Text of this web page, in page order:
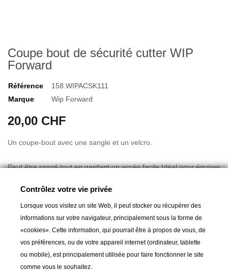
Coupe bout de sécurité cutter WIP
Forward
Référence
158.WIPACSK111
Marque
Wip Forward
20,00 CHF
Un coupe-bout avec une sangle et un velcro.
Peut être rangé tout en gardant un accès facile Idéal pour équiper
Alliage métallique inoxydable
Ajouter au panier
Contrôlez votre vie privée
Lorsque vous visitez un site Web, il peut stocker ou récupérer des
informations sur votre navigateur, principalement sous la forme de
«cookies». Cette information, qui pourrait être à propos de vous, de
vos préférences, ou de votre appareil internet (ordinateur, tablette
ou mobile), est principalement utilisée pour faire fonctionner le site
comme vous le souhaitez.